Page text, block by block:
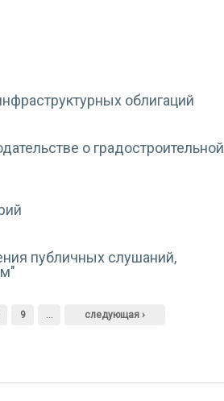
облигаций
о градостроительной
публичных слушаний,
9 следующая ›